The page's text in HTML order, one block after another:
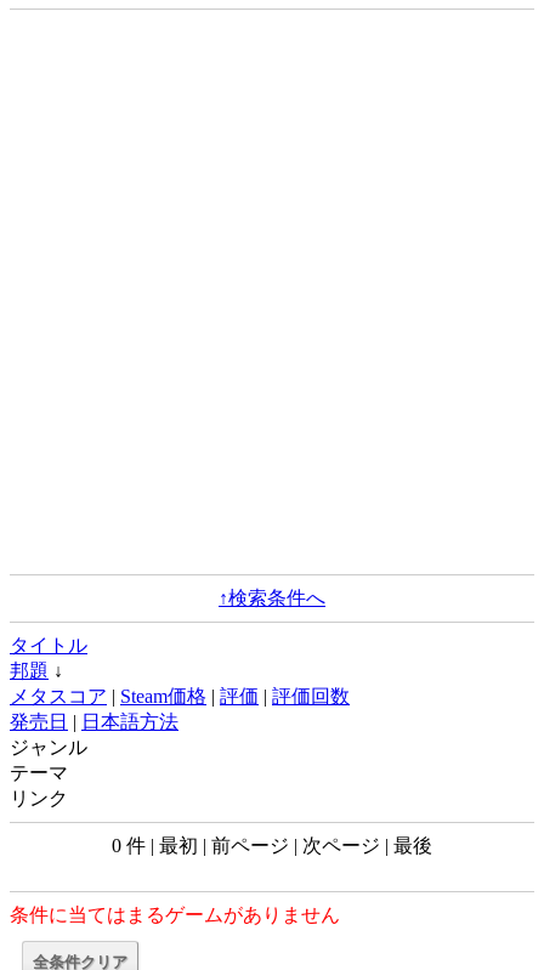
↑検索条件へ
タイトル
邦題 ↓
メタスコア | Steam価格 | 評価 | 評価回数
発売日 | 日本語方法
ジャンル
テーマ
リンク
0 件 | 最初 | 前ページ | 次ページ | 最後
条件に当てはまるゲームがありません